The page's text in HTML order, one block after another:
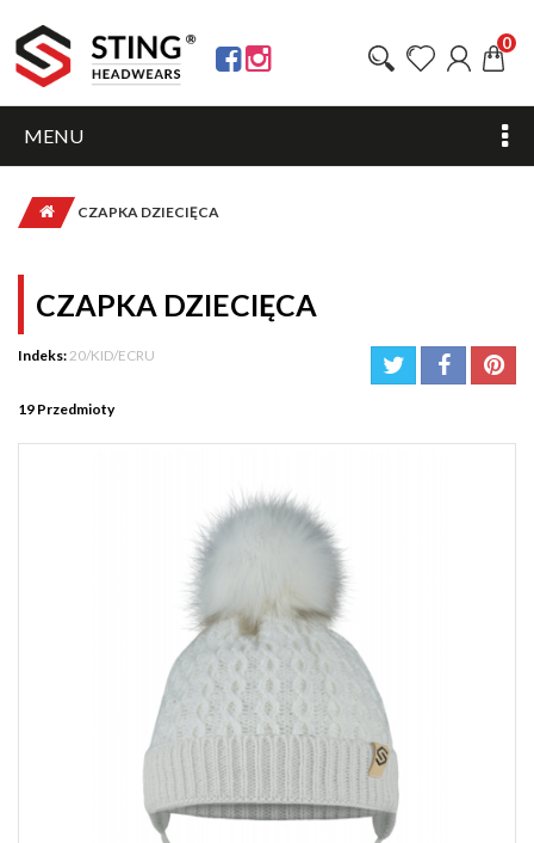
0
MENU
CZAPKA DZIECIĘCA
CZAPKA DZIECIĘCA
Indeks: 20/KID/ECRU
19 Przedmioty